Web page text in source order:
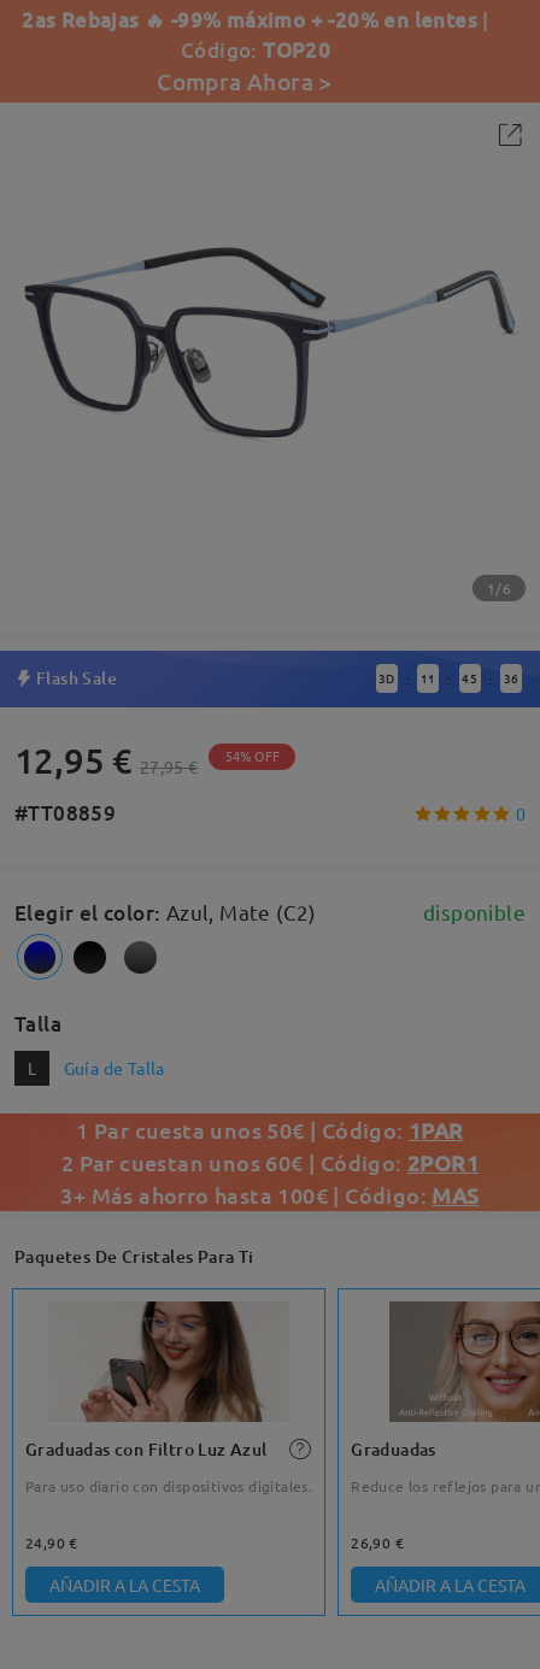
2as Rebajas 🔥 -99% máximo + -20% en lentes |
Código:TOP20
Compra Ahora >
1/6
Flash Sale 3D : 11 : 45 : 36
12,95 € 27,95 € 54% OFF
#TT08859 0
Elegir el color: Azul, Mate (C2) disponible
Talla
L Guía de Talla
1 Par cuesta unos 50€ | Código: 1PAR
2 Par cuestan unos 60€ | Código: 2POR1
3+ Más ahorro hasta 100€ | Código: MAS
Paquetes De Cristales Para Ti
Graduadas con Filtro Luz Azul
Para uso diario con dispositivos digitales.
24,90 €
AÑADIR A LA CESTA
Graduadas
Reduce los reflejos para
26,90 €
AÑADIR A LA CESTA